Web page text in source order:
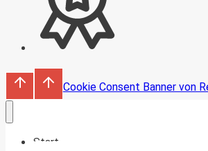
Cookie Consent Banner von
Start